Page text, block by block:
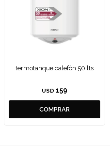
termotanque calefón 50 lts
USD 159